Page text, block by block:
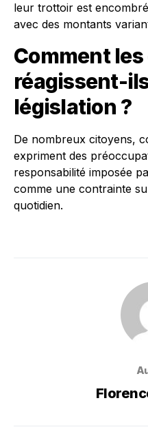
leur trottoir est
avec des montants
Comment
réagissent-
législation ?
De nombreux citoyens,
expriment des
responsabilité imposée
comme une contrainte
quotidien.